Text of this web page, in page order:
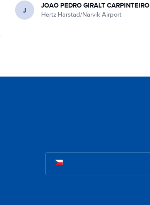
J JOAO PEDRO GIRALT CARPINTEIRO
Hertz Harstad/Narvik Airport